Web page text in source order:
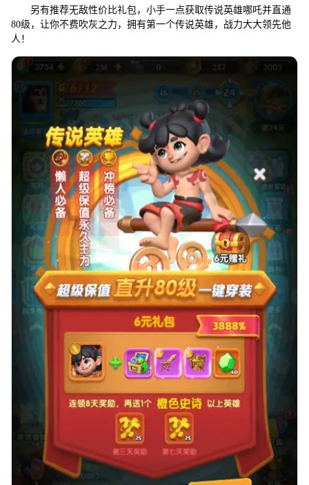
另有推荐无敌性价比礼包，小手一点获取传说英雄哪吒并直通
80级，让你不费吹灰之力，拥有第一个传说英雄，战力大大领先他
人！